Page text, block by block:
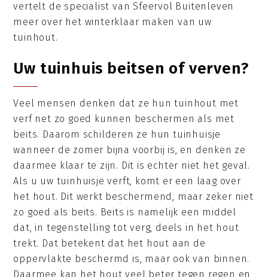
vertelt de specialist van Sfeervol Buitenleven
meer over het winterklaar maken van uw
tuinhout.
Uw tuinhuis beitsen of verven?
Veel mensen denken dat ze hun tuinhout met
verf net zo goed kunnen beschermen als met
beits. Daarom schilderen ze hun tuinhuisje
wanneer de zomer bijna voorbij is, en denken ze
daarmee klaar te zijn. Dit is echter niet het geval.
Als u uw tuinhuisje verft, komt er een laag over
het hout. Dit werkt beschermend, maar zeker niet
zo goed als beits. Beits is namelijk een middel
dat, in tegenstelling tot verg, deels in het hout
trekt. Dat betekent dat het hout aan de
oppervlakte beschermd is, maar ook van binnen.
Daarmee kan het hout veel beter tegen regen en